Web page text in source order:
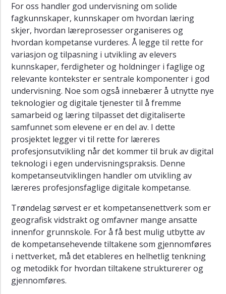
For oss handler god undervisning om solide
fagkunnskaper, kunnskaper om hvordan læring
skjer, hvordan læreprosesser organiseres og
hvordan kompetanse vurderes. Å legge til rette for
variasjon og tilpasning i utvikling av elevers
kunnskaper, ferdigheter og holdninger i faglige og
relevante kontekster er sentrale komponenter i god
undervisning. Noe som også innebærer å utnytte nye
teknologier og digitale tjenester til å fremme
samarbeid og læring tilpasset det digitaliserte
samfunnet som elevene er en del av. I dette
prosjektet legger vi til rette for læreres
profesjonsutvikling når det kommer til bruk av digital
teknologi i egen undervisningspraksis. Denne
kompetanseutviklingen handler om utvikling av
læreres profesjonsfaglige digitale kompetanse.
Trøndelag sørvest er et kompetansenettverk som er
geografisk vidstrakt og omfavner mange ansatte
innenfor grunnskole. For å få best mulig utbytte av
de kompetansehevende tiltakene som gjennomføres
i nettverket, må det etableres en helhetlig tenkning
og metodikk for hvordan tiltakene strukturerer og
gjennomføres.